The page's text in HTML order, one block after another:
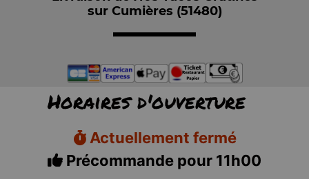
sur Cumières (51480)
Horaires d'ouverture
Actuellement fermé
Précommande pour 11h00